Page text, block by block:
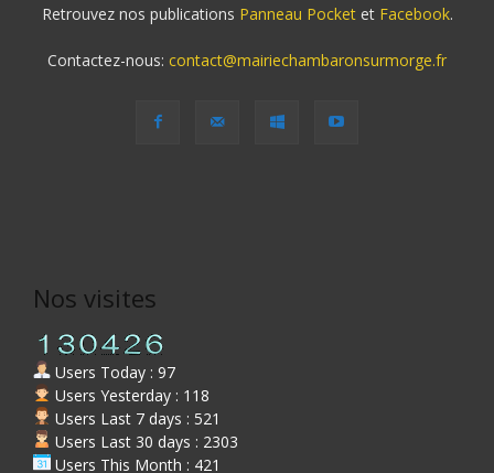
Retrouvez nos publications Panneau Pocketet Facebook.
Contactez-nous: contact@mairiechambaronsurmorge.fr
Nos visites
Users Today : 97
Users Yesterday : 118
Users Last 7 days : 521
Users Last 30 days : 2303
Users This Month : 421